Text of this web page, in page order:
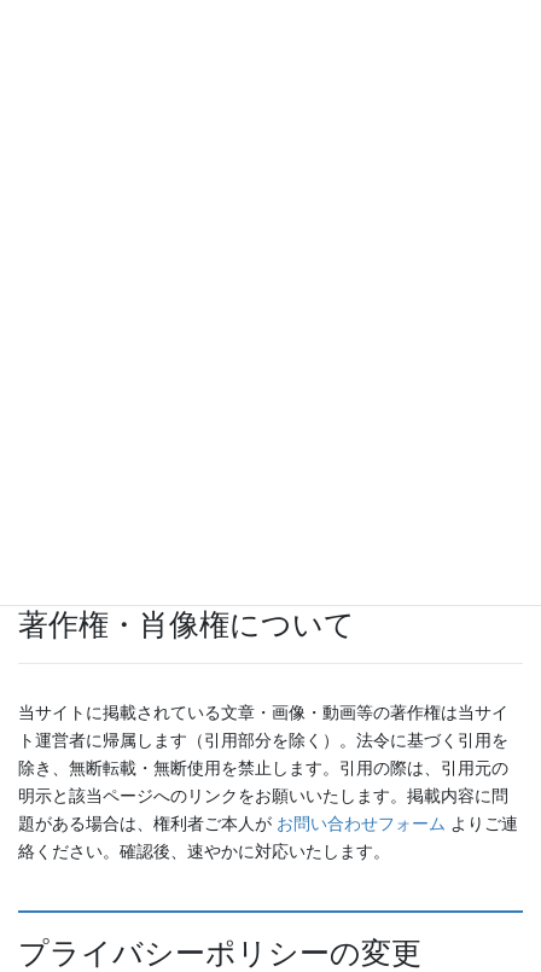
著作権・肖像権について
当サイトに掲載されている文章・画像・動画等の著作権は当サイ
ト運営者に帰属します（引用部分を除く）。法令に基づく引用を
除き、無断転載・無断使用を禁止します。引用の際は、引用元の
明示と該当ページへのリンクをお願いいたします。掲載内容に問
題がある場合は、権利者ご本人が お問い合わせフォーム よりご連
絡ください。確認後、速やかに対応いたします。
プライバシーポリシーの変更